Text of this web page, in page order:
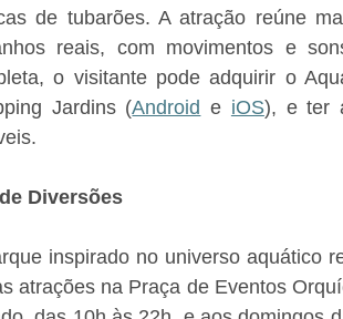
de tubarões. A atração reúne
reais, com movimentos e
o visitante pode adquirir o
Jardins (Android e iOS), e ter
Diversões
inspirado no universo aquático
atrações na Praça de Eventos